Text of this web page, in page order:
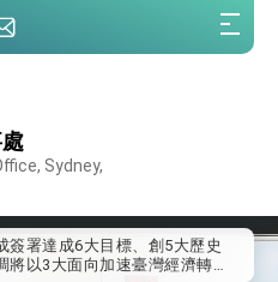
Sydney,
與健康產業展」預告短片，向
球健康的創新能量
返國談話 強調臺灣人有權利
統抵達史瓦帝尼王國進行國是
春茶敘 盼化分歧為團結、為
步
簽署達成6大目標、創5大歷史
以3大面向加速臺灣經濟轉型